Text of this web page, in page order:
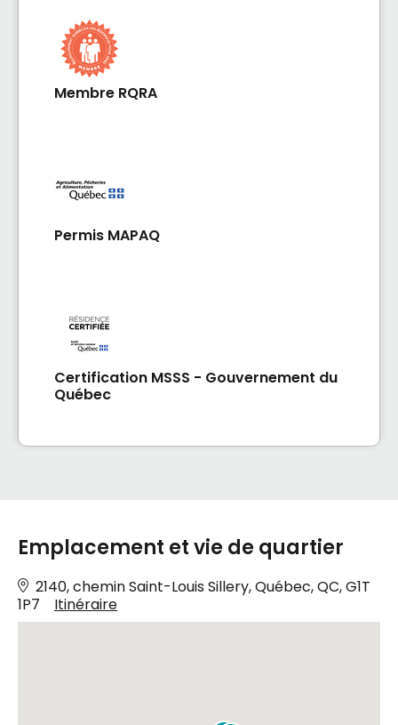
Membre RQRA
Permis MAPAQ
Certification MSSS - Gouvernement du
Québec
Emplacement et vie de quartier
2140, chemin Saint-Louis Sillery, Québec, QC, G1T
1P7
Itinéraire